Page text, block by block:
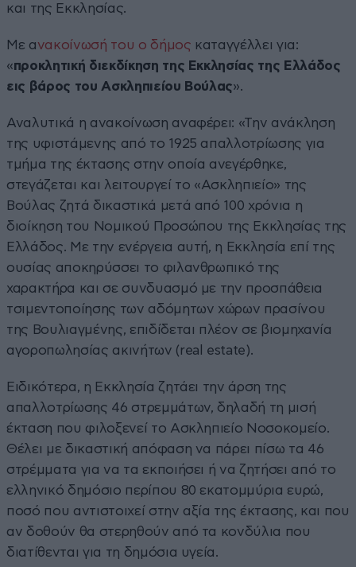
και της Εκκλησίας.
Με ανακοίνωσή του ο δήμος καταγγέλλει για:
«προκλητική διεκδίκηση της Εκκλησίας της Ελλάδος
εις βάρος του Ασκληπιείου Βούλας».
Αναλυτικά η ανακοίνωση αναφέρει: «Την ανάκληση
της υφιστάμενης από το 1925 απαλλοτρίωσης για
τμήμα της έκτασης στην οποία ανεγέρθηκε,
στεγάζεται και λειτουργεί το «Ασκληπιείο» της
Βούλας ζητά δικαστικά μετά από 100 χρόνια η
διοίκηση του Νομικού Προσώπου της Εκκλησίας της
Ελλάδος. Με την ενέργεια αυτή, η Εκκλησία επί της
ουσίας αποκηρύσσει το φιλανθρωπικό της
χαρακτήρα και σε συνδυασμό με την προσπάθεια
τσιμεντοποίησης των αδόμητων χώρων πρασίνου
της Βουλιαγμένης, επιδίδεται πλέον σε βιομηχανία
αγοροπωλησίας ακινήτων (real estate).
Ειδικότερα, η Εκκλησία ζητάει την άρση της
απαλλοτρίωσης 46 στρεμμάτων, δηλαδή τη μισή
έκταση που φιλοξενεί το Ασκληπιείο Νοσοκομείο.
Θέλει με δικαστική απόφαση να πάρει πίσω τα 46
στρέμματα για να τα εκποιήσει ή να ζητήσει από το
ελληνικό δημόσιο περίπου 80 εκατομμύρια ευρώ,
ποσό που αντιστοιχεί στην αξία της έκτασης, και που
αν δοθούν θα στερηθούν από τα κονδύλια που
διατίθενται για τη δημόσια υγεία.